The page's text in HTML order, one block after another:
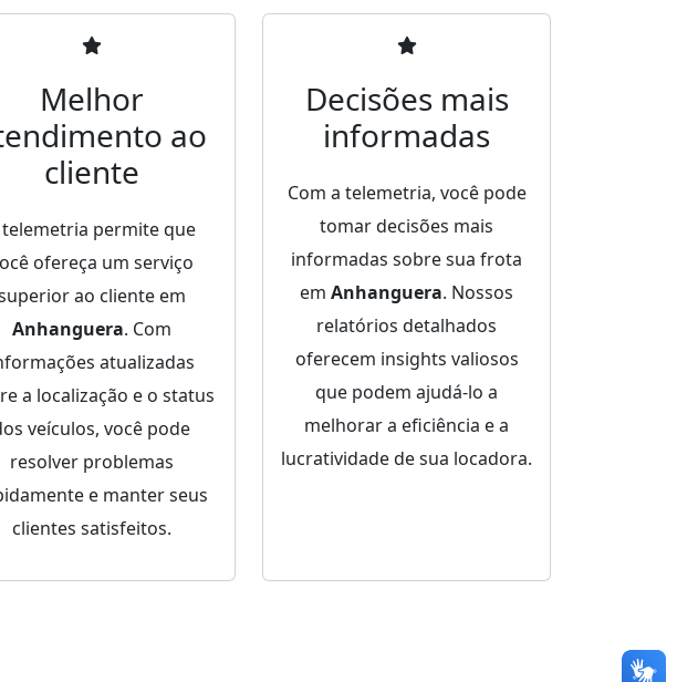
Melhor
ao
cliente
telemetria permite que
ofereça um serviço
ao cliente em
Anhanguera. Com
atualizadas
a localização e o status
veículos, você pode
resolver problemas
e manter seus
clientes satisfeitos.
Decisões mais
informadas
Com a telemetria, você pode
tomar decisões mais
informadas sobre sua frota
em Anhanguera. Nossos
relatórios detalhados
oferecem insights valiosos
que podem ajudá-lo a
melhorar a eficiência e a
lucratividade de sua locadora.